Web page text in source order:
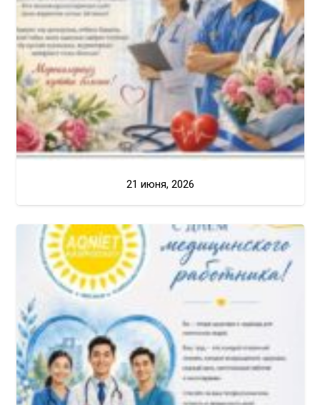
21 июня, 2026